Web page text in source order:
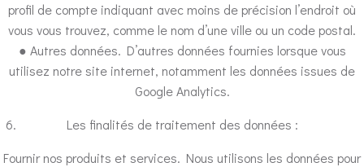
profil de compte indiquant avec moins de précision l’endroit où
vous vous trouvez, comme le nom d’une ville ou un code postal.
● Autres données. D’autres données fournies lorsque vous
utilisez notre site internet, notamment les données issues de
Google Analytics.
Les finalités de traitement des données :
Fournir nos produits et services. Nous utilisons les données pour